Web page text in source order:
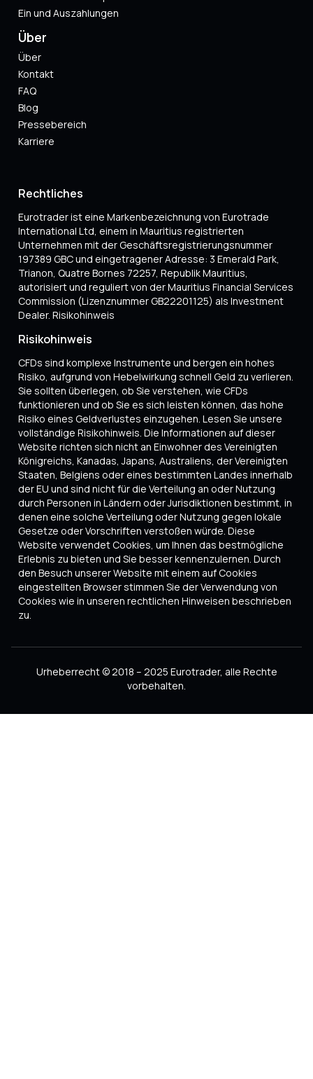
Ein und Auszahlungen
Über
Über
Kontakt
FAQ
Blog
Pressebereich
Karriere
Rechtliches
Eurotrader ist eine Markenbezeichnung von Eurotrade
International Ltd, einem in Mauritius registrierten
Unternehmen mit der Geschäftsregistrierungsnummer
197389 GBC und eingetragener Adresse: 3 Emerald Park,
Trianon, Quatre Bornes 72257, Republik Mauritius,
autorisiert und reguliert von der Mauritius Financial Services
Commission (Lizenznummer GB22201125) als Investment
Dealer. Risikohinweis
Risikohinweis
CFDs sind komplexe Instrumente und bergen ein hohes
Risiko, aufgrund von Hebelwirkung schnell Geld zu verlieren.
Sie sollten überlegen, ob Sie verstehen, wie CFDs
funktionieren und ob Sie es sich leisten können, das hohe
Risiko eines Geldverlustes einzugehen. Lesen Sie unsere
vollständige Risikohinweis. Die Informationen auf dieser
Website richten sich nicht an Einwohner des Vereinigten
Königreichs, Kanadas, Japans, Australiens, der Vereinigten
Staaten, Belgiens oder eines bestimmten Landes innerhalb
der EU und sind nicht für die Verteilung an oder Nutzung
durch Personen in Ländern oder Jurisdiktionen bestimmt, in
denen eine solche Verteilung oder Nutzung gegen lokale
Gesetze oder Vorschriften verstoßen würde. Diese
Website verwendet Cookies, um Ihnen das bestmögliche
Erlebnis zu bieten und Sie besser kennenzulernen. Durch
den Besuch unserer Website mit einem auf Cookies
eingestellten Browser stimmen Sie der Verwendung von
Cookies wie in unseren rechtlichen Hinweisen beschrieben
zu.
Urheberrecht © 2018 – 2025 Eurotrader, alle Rechte
vorbehalten.